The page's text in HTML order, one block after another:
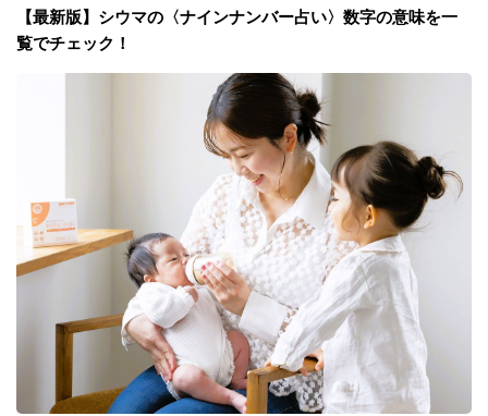
【最新版】シウマの〈ナインナンバー占い〉数字の意味を一
覧でチェック！